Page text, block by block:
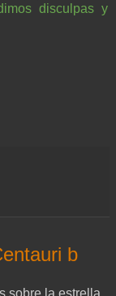
disculpas y
b
sobre la estrella